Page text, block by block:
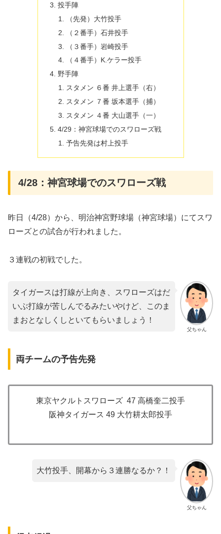
投手陣
（先発）大竹投手
（２番手）石井投手
（３番手）岩崎投手
（４番手）K.ケラー投手
野手陣
スタメン ６番 井上選手（右）
スタメン ７番 坂本選手（捕）
スタメン ４番 大山選手（一）
4/29：神宮球場でのスワローズ戦
予告先発は村上投手
4/28：神宮球場でのスワローズ戦
昨日（4/28）から、明治神宮野球場（神宮球場）にてスワ
ローズとの試合が行われました。
３連戦の初戦でした。
父ちゃん
タイガースは打線が上向き、スワローズはだ
いぶ打線が苦しんでるみたいやけど、このま
まおとなしくしといてもらいましょう！
両チームの予告先発
東京ヤクルトスワローズ 47 高橋奎二投手
阪神タイガース 49 大竹耕太郎投手
父ちゃん
大竹投手、開幕から３連勝なるか？！